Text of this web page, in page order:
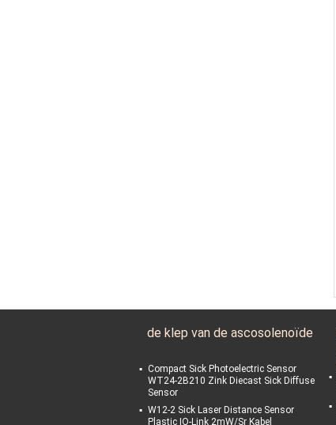
de klep van de ascosolenoïde
Compact Sick Photoelectric Sensor
WT24-2B210 Zink Diecast Sick Diffuse
Sensor
W12-2 Sick Laser Distance Sensor
Plastic IO-Link 2mW/Sr Kabel